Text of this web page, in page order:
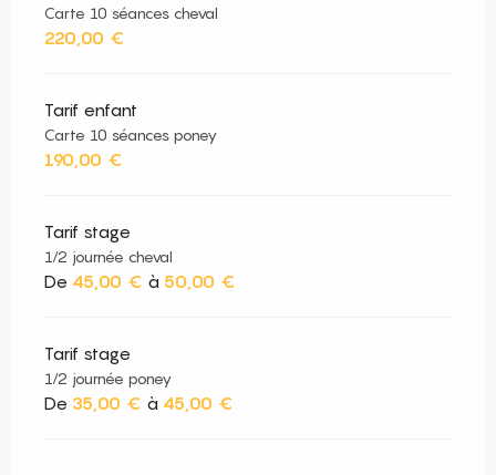
Carte 10 séances cheval
220,00 €
Tarif enfant
Carte 10 séances poney
190,00 €
Tarif stage
1/2 journée cheval
De 45,00 € à 50,00 €
Tarif stage
1/2 journée poney
De 35,00 € à 45,00 €